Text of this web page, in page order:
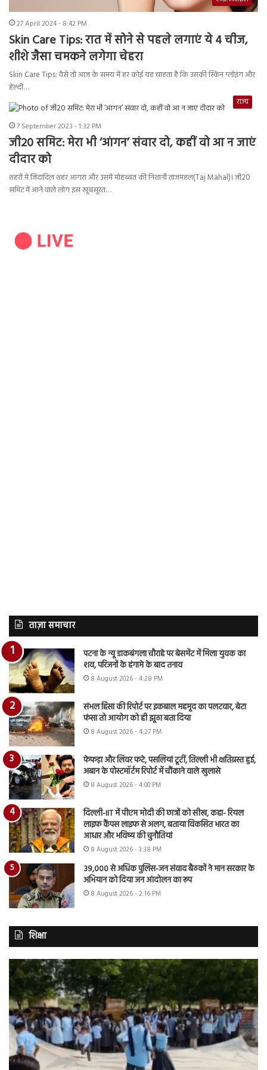
27 April 2024 - 8:42 PM
Skin Care Tips: रात में सोने से पहले लगाएं ये 4 चीज,
शीशे जैसा चमकने लगेगा चेहरा
Skin Care Tips: वैसे तो आज के समय में हर कोई यह चाहता है कि उसकी स्किन ग्लोइंग और
हेल्दी…
राज्य
7 September 2023 - 1:32 PM
जी20 समिट: मेरा भी ‘आंगन’ संवार दो, कहीं वो आ न जाएं
दीदार को
शहरों में जिंदादिल शहर आगरा और उसमें मोहब्बत की निशानी ताजमहल(Taj Mahal)। जी20
समिट में आने वाले लोग इस खूबसूरत…
ताज़ा समाचार
पटना के न्यू डाकबंगला चौराहे पर बेसमेंट में मिला युवक का
शव, परिजनों के हंगामे के बाद तनाव
8 August 2026 - 4:28 PM
संभल हिंसा की रिपोर्ट पर इकबाल महमूद का पलटवार, बेटा
फंसा तो आयोग को ही झूठा बता दिया
8 August 2026 - 4:27 PM
फेफड़ा और लिवर फटे, पसलियां टूटीं, तिल्ली भी क्षतिग्रस्त हुई,
अबान के पोस्टमॉर्टम रिपोर्ट में चौंकाने वाले खुलासे
8 August 2026 - 4:00 PM
दिल्ली-IIT में पीएम मोदी की छात्रों को सीख, कहा- रियल
लाइफ कैंपस लाइफ से अलग, बताया विकसित भारत का
आधार और भविष्य की चुनौतियां
8 August 2026 - 3:38 PM
39,000 से अधिक पुलिस-जन संवाद बैठकों ने मान सरकार के
अभियान को दिया जन आंदोलन का रूप
8 August 2026 - 2:16 PM
शिक्षा